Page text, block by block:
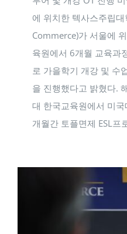
에 위치한 텍사스주립
Commerce)가 서울에
육원에서 6개월 교육과
로 가을학기 개강 및 수
을 진행했다고 밝혔다.
대 한국교육원에서 미
개월간 토플면제 ESL프